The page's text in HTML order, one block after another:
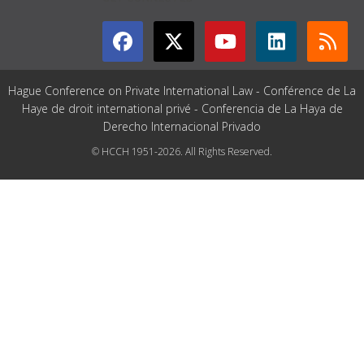
Hague Conference on Private International Law - Conférence de La
Haye de droit international privé - Conferencia de La Haya de
Derecho Internacional Privado
© HCCH 1951-2026. All Rights Reserved.